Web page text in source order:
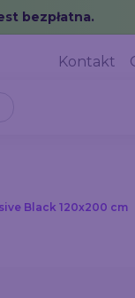
bezpłatna.
Kontakt
Black 120x200 cm